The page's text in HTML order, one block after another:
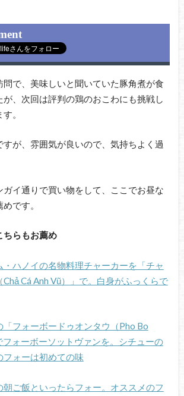
問で、美味しいと聞いていた豚角煮が食
、次回は評判の鶏のおこわにも挑戦し
。
すが、雰囲気が良いので、気持ちよく過
ガイ通りで買い物をして、ここでお昼な
です。
ちらもお薦め
・ハノイの名物料理チャーカーを「チャ
Cá Anh Vũ）」で。白身がふっくらで
「フォーボードゥオンタウ（Pho Bo
フォーボーソットヴァンを。シチューの
フォーは初めての味
朝ご飯といったらフォー。オススメのフ